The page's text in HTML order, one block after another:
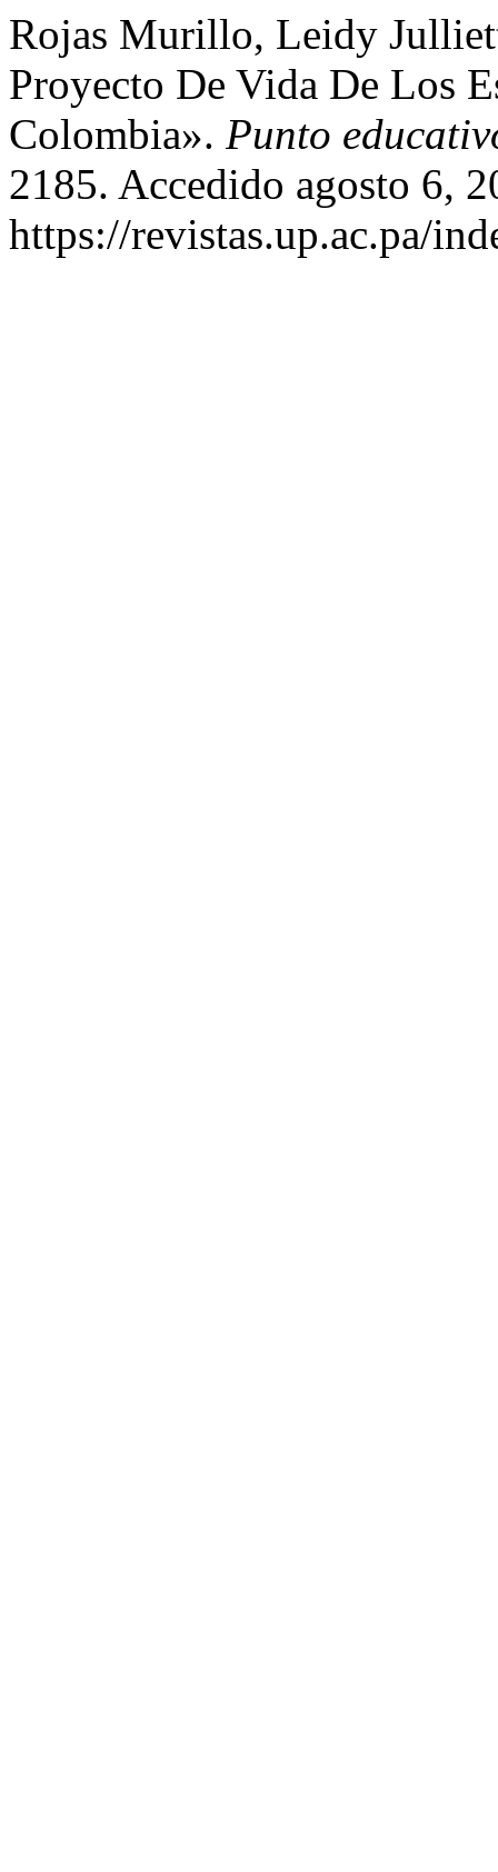
Rojas Murillo, Leidy
Proyecto De Vida De Los
Colombia». Punto
2185. Accedido agosto 6,
https://revistas.up.ac.pa/